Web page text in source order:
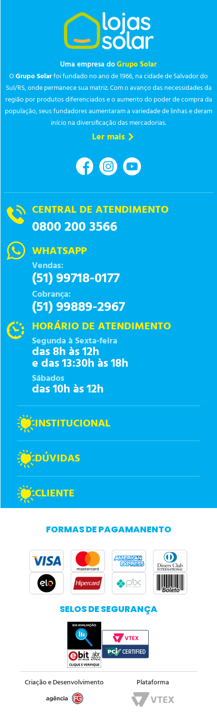
Uma empresa doGrupo Solar
OGrupo Solarfoi fundado no ano de 1966, na cidade de Salvador do
Sul/RS, onde permanece sua matriz. Com o avanço das necessidades da
região por produtos diferenciados e o aumento do poder de compra da
população, seus fundadores aumentaram a variedade de linhas e deram
início na diversificação das mercadorias.
Ler mais
CENTRAL DE ATENDIMENTO
0800 200 3566
WHATSAPP
Vendas:
(51) 99718-0177
Cobrança:
(51) 99889-2967
HORÁRIO DE ATENDIMENTO
Segunda à Sexta-feira
das 8h às 12h
e das 13:30h às 18h
Sábados
das 10h às 12h
INSTITUCIONAL
DÚVIDAS
CLIENTE
FORMAS DE PAGAMANENTO
SELOS DE SEGURANÇA
Criação e Desenvolvimento Plataforma